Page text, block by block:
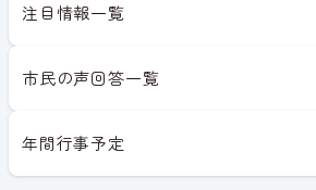
注目情報一覧
市民の声回答一覧
年間行事予定